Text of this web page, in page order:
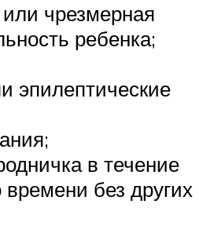
чрезмерная
ребенка;
эпилептические
в течение
времени без других